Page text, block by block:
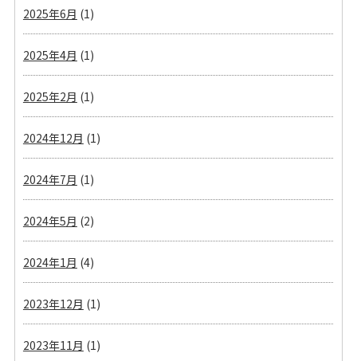
2025年6月 (1)
2025年4月 (1)
2025年2月 (1)
2024年12月 (1)
2024年7月 (1)
2024年5月 (2)
2024年1月 (4)
2023年12月 (1)
2023年11月 (1)